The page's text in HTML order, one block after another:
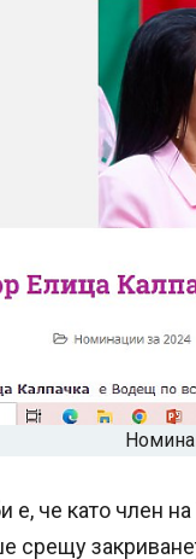
че като член
срещу